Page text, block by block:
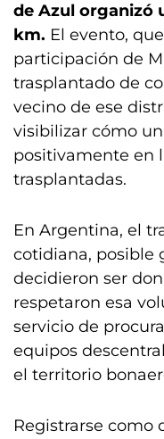
de Azul organizó
km. El evento,
participación de
trasplantado de
vecino de ese
visibilizar cómo
positivamente en
trasplantadas.
En Argentina, el
cotidiana, posible
decidieron ser
respetaron esa
servicio de
equipos
el territorio
Registrarse como